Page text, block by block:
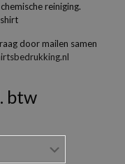
reiniging.
door mailen samen
btw